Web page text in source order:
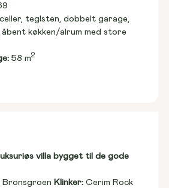
teglsten, dobbelt garage,
køkken/alrum med store
58 m2
villa bygget til de gode
Bronsgroen Klinker: Cerim Rock